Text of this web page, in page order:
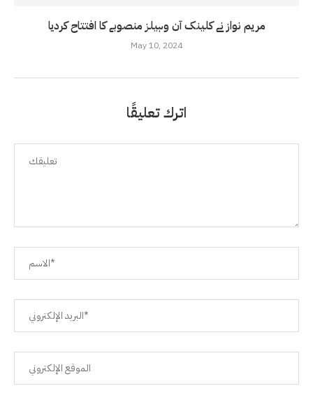
مریم نواز نے کلینک آن وہیلز منصوبے کا افتتاح کردیا
May 10, 2024
اترك تعليقًا